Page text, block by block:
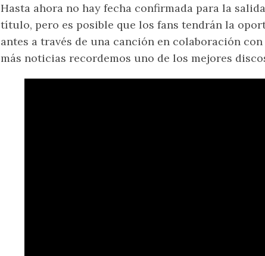
Hasta ahora no hay fecha confirmada para la
título, pero es posible que los fans tendrán la
antes a través de una canción en colaboración
más noticias recordemos uno de los mejores